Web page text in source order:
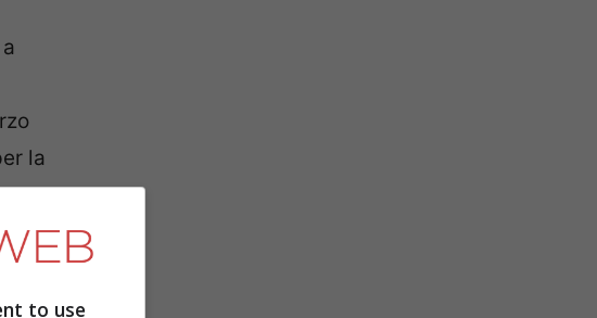
la
alto use